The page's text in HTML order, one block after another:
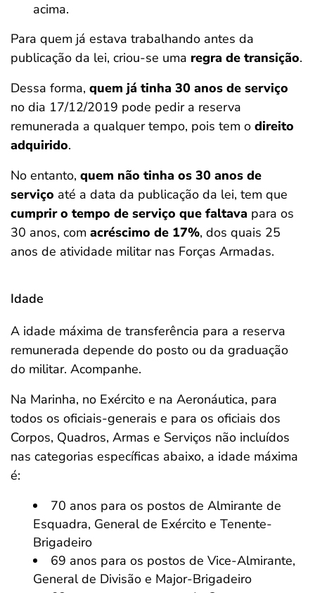
acima.
Para quem já estava trabalhando antes da
publicação da lei, criou-se uma regra de transição.
Dessa forma, quem já tinha 30 anos de serviço
no dia 17/12/2019 pode pedir a reserva
remunerada a qualquer tempo, pois tem o direito
adquirido.
No entanto, quem não tinha os 30 anos de
serviço até a data da publicação da lei, tem que
cumprir o tempo de serviço que faltava para os
30 anos, com acréscimo de 17%, dos quais 25
anos de atividade militar nas Forças Armadas.
Idade
A idade máxima de transferência para a reserva
remunerada depende do posto ou da graduação
do militar. Acompanhe.
Na Marinha, no Exército e na Aeronáutica, para
todos os oficiais-generais e para os oficiais dos
Corpos, Quadros, Armas e Serviços não incluídos
nas categorias específicas abaixo, a idade máxima
é:
70 anos para os postos de Almirante de
Esquadra, General de Exército e Tenente-
Brigadeiro
69 anos para os postos de Vice-Almirante,
General de Divisão e Major-Brigadeiro